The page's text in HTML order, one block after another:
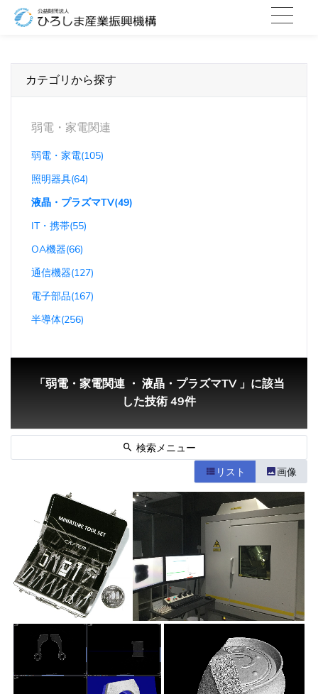
カテゴリから探す
弱電・家電関連
弱電・家電(105)
照明器具(64)
液晶・プラズマTV(49)
IT・携帯(55)
OA機器(66)
通信機器(127)
電子部品(167)
半導体(256)
「弱電・家電関連 ・ 液晶・プラズマTV 」に該当
した技術 49件
検索メニュー
リスト
画像